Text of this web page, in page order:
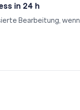
in 24 h
Bearbeitung,